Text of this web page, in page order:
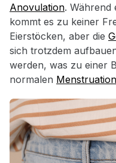
Anovulation. Während
kommt es zu keiner
Eierstöcken, aber die
sich trotzdem
werden, was zu einer
normalen Menstruation